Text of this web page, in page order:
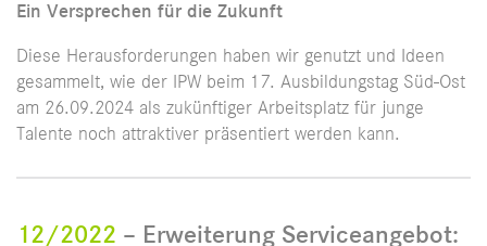
Ein Versprechen für die Zukunft
Diese Herausforderungen haben wir genutzt und Ideen
gesammelt, wie der IPW beim 17. Ausbildungstag Süd-Ost
am 26.09.2024 als zukünftiger Arbeitsplatz für junge
Talente noch attraktiver präsentiert werden kann.
12/2022 – Erweiterung Serviceangebot: